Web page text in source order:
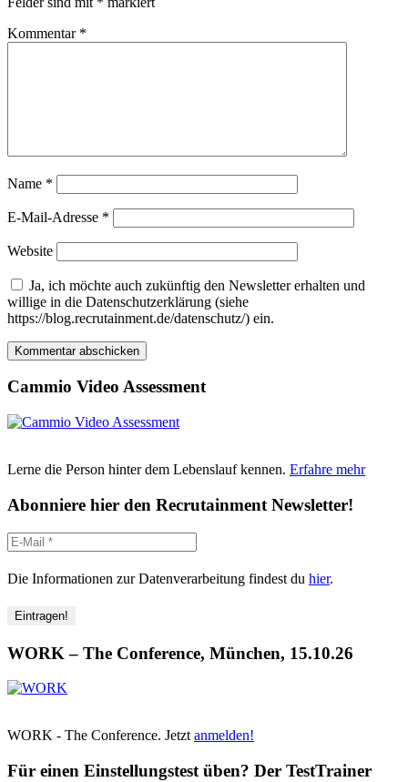
Kommentar *
Name *
E-Mail-Adresse *
Website
Ja, ich möchte auch zukünftig den Newsletter erhalten und
willige in die Datenschutzerklärung (siehe
https://blog.recrutainment.de/datenschutz/) ein.
Cammio Video Assessment
Lerne die Person hinter dem Lebenslauf kennen. Erfahre mehr
Abonniere hier den Recrutainment Newsletter!
Die Informationen zur Datenverarbeitung findest du hier.
WORK – The Conference, München, 15.10.26
WORK - The Conference. Jetzt anmelden!
Für einen Einstellungstest üben? Der TestTrainer